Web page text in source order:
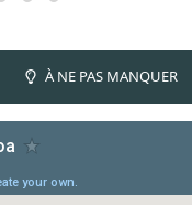
À NE PAS MANQUER